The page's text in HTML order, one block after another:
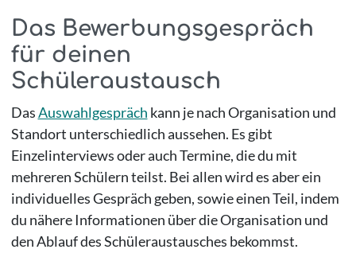
Das Bewerbungsgespräch
für deinen
Schüleraustausch
DasAuswahlgespräch kann je nach Organisation und
Standort unterschiedlich aussehen. Es gibt
Einzelinterviews oder auch Termine, die du mit
mehreren Schülern teilst. Bei allen wird es aber ein
individuelles Gespräch geben, sowie einen Teil, indem
du nähere Informationen über die Organisation und
den Ablauf des Schüleraustausches bekommst.